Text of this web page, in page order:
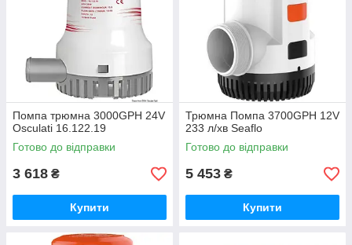
Помпа трюмна 3000GPH 24V
Osculati 16.122.19
Готово до відправки
3 618 ₴
Купити
Трюмна Помпа 3700GPH 12V
233 л/хв Seaflo
Готово до відправки
5 453 ₴
Купити